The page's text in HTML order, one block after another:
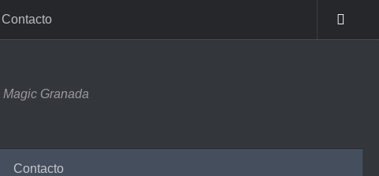
Contacto
Magic Granada
Contacto